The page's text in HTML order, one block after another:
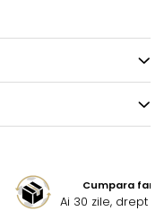
Cumpara fara
Ai 30 zile, drept